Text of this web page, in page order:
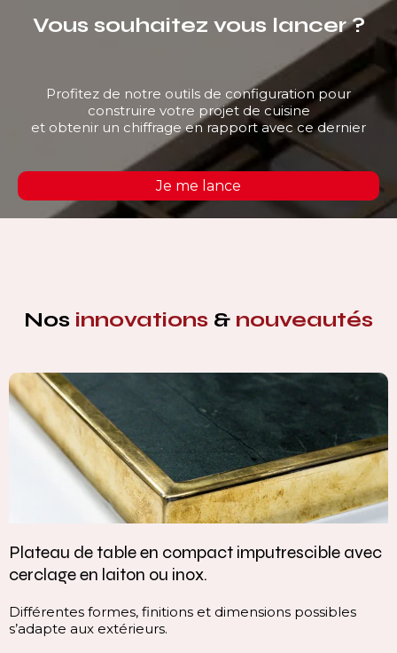
Vous souhaitez vous lancer ?
Profitez de notre outils de configuration pour
construire votre projet de cuisine
et obtenir un chiffrage en rapport avec ce dernier
Je me lance
Nos innovations & nouveautés
Vasque intégrée monobloc — élégance et
continuité parfaite
Cette vasque intégrée monobloc est conçue dans la
continuité du plan, sans rupture visuelle. Elle offre une